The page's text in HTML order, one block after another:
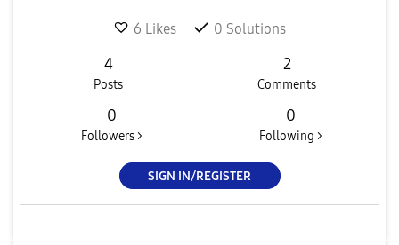
6 Likes 0 Solutions
4
Posts
2
Comments
0
Followers >
0
Following >
SIGN IN/REGISTER